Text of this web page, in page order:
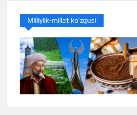
Milliylik-millat ko’zgusi